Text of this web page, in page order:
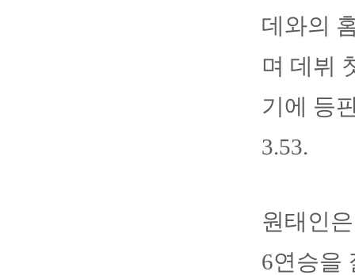
데와의
며 데뷔
기에 등
3.53.
원태인
6연승을